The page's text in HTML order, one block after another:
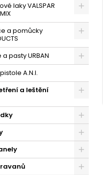
laky VALSPAR
a pomůcky
pasty URBAN
A.N.I.
a leštění